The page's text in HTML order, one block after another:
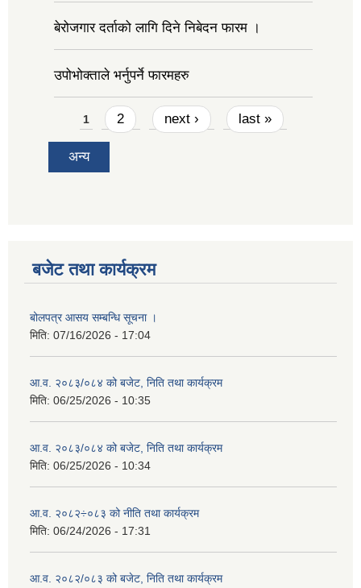
बेरोजगार दर्ताको लागि दिने निबेदन फारम ।
उपोभोक्ताले भर्नुपर्ने फारमहरु
Pages
1 2 next › last »
अन्य
बजेट तथा कार्यक्रम
बोलपत्र आसय सम्बन्धि सूचना ।
मिति: 07/16/2026 - 17:04
आ.व. २०८३/०८४ को बजेट, निति तथा कार्यक्रम
मिति: 06/25/2026 - 10:35
आ.व. २०८३/०८४ को बजेट, निति तथा कार्यक्रम
मिति: 06/25/2026 - 10:34
आ.व. २०८२÷०८३ को नीति तथा कार्यक्रम
मिति: 06/24/2026 - 17:31
आ.व. २०८२/०८३ को बजेट, निति तथा कार्यक्रम